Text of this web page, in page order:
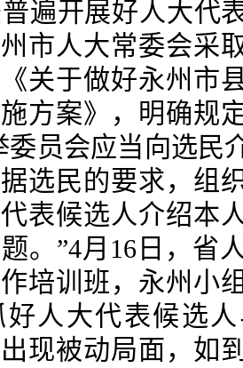
遍开展好人大代
市人大常委会采
关于做好永州市
方案》，明确规
委员会应当向选民
选民的要求，组
表候选人介绍本
。”4月 16 日，省
培训班，永州小
人大代表候选
现被动局面，如